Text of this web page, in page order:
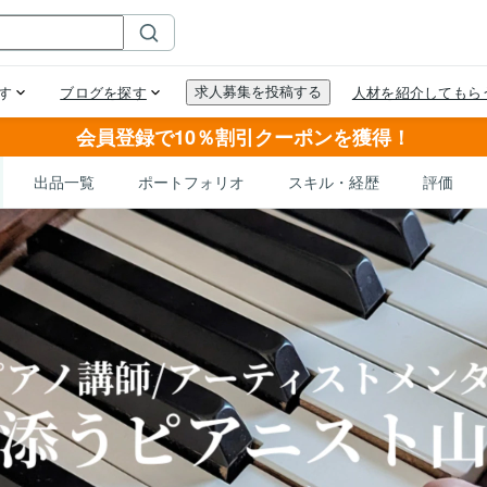
会員登録で10％割引クーポンを獲得！
出品一覧 ポートフォリオ スキル・経歴 評価